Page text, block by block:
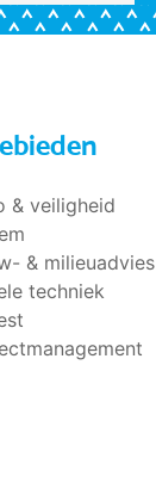
& veiligheid
& milieuadvies
techniek